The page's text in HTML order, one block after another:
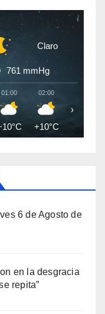
Claro
761 mmHg
01:00 02:00
+10°C +9°C
›
6 de Agosto de
en la desgracia
repita”